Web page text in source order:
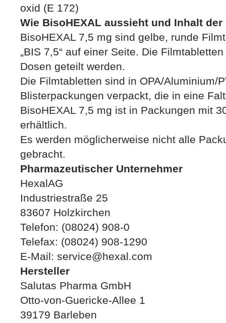
oxid (E 172)
Wie BisoHEXAL aussieht und Inhalt der
BisoHEXAL 7,5 mg sind gelbe, runde
„BIS 7,5“ auf einer Seite. Die
Dosen geteilt werden.
Die Filmtabletten sind in OPA/Aluminium/
Blisterpackungen verpackt, die in eine
BisoHEXAL 7,5 mg ist in Packungen mit
erhältlich.
Es werden möglicherweise nicht alle
gebracht.
Pharmazeutischer Unternehmer
HexalAG
Industriestraße 25
83607 Holzkirchen
Telefon: (08024) 908-0
Telefax: (08024) 908-1290
E-Mail: service@hexal.com
Hersteller
Salutas Pharma GmbH
Otto-von-Guericke-Allee 1
39179 Barleben